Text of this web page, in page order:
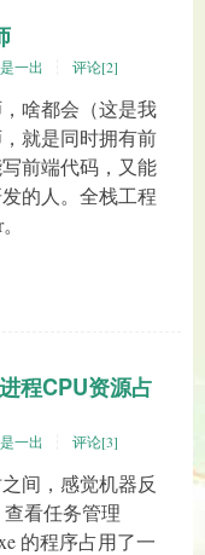
是一出 评论[2]
啥都会（这是我
就是同时拥有前
前端代码，又能
的人。全栈工程
程CPU资源占
是一出 评论[3]
间，感觉机器反
看任务管理
的程序占用了一